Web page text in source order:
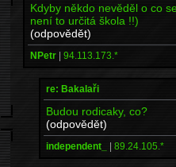
Kdyby někdo nevěděl o co
není to určitá škola !!)
(odpovědět)
NPetr | 94.113.173.*
re: Bakalaři
Budou rodicaky, co?
(odpovědět)
independent_ | 89.24.105.*